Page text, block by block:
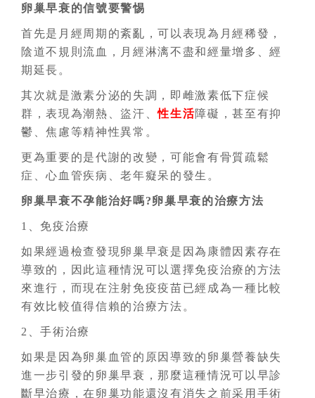
卵巢早衰的信號要警惕
首先是月經周期的紊亂，可以表現為月經稀發，
陰道不規則流血，月經淋漓不盡和經量增多、經
期延長。
其次就是激素分泌的失調，即雌激素低下症候
群，表現為潮熱、盜汗、性生活障礙，甚至有抑
鬱、焦慮等精神性異常。
更為重要的是代謝的改變，可能會有骨質疏鬆
症、心血管疾病、老年癡呆的發生。
卵巢早衰不孕能治好嗎?卵巢早衰的治療方法
1、免疫治療
如果經過檢查發現卵巢早衰是因為康體因素存在
導致的，因此這種情況可以選擇免疫治療的方法
來進行，而現在注射免疫疫苗已經成為一種比較
有效比較值得信賴的治療方法。
2、手術治療
如果是因為卵巢血管的原因導致的卵巢營養缺失
進一步引發的卵巢早衰，那麼這種情況可以早診
斷早治療，在卵巢功能還沒有消失之前采用手術